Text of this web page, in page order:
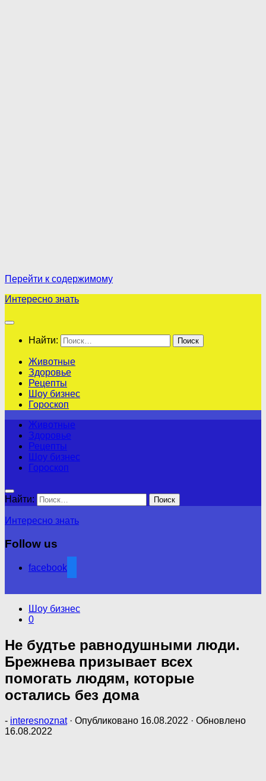
Перейти к содержимому
Интересно знать
Найти:
Животные
Здоровье
Рецепты
Шоу бизнес
Гороскоп
Животные
Здоровье
Рецепты
Шоу бизнес
Гороскоп
Найти:
Интересно знать
Follow us
facebook
Шоу бизнес
0
Не будтье равнодушными люди.
Брежнева призывает всех
помогать людям, которые
остались без дома
- interesnoznat · Опубликовано 16.08.2022 · Обновлено
16.08.2022